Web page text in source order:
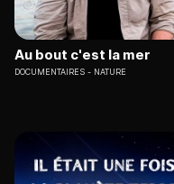
Au bout c'est la mer
DOCUMENTAIRES NATURE